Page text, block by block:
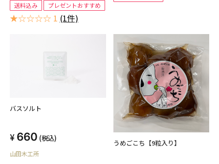
送料込み プレゼントおすすめ
★☆☆☆☆ 1 (1件)
バスソルト
660 (税込)
山田木工所
うめごこち【9粒入り】